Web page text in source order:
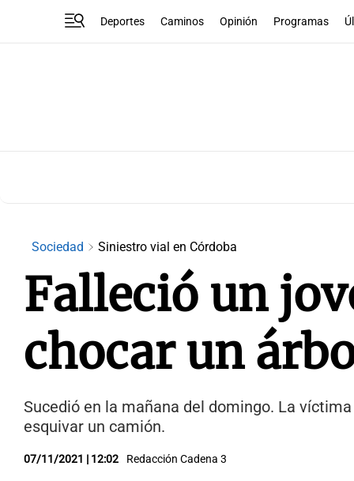
Deportes Caminos Opinión Programas
Sociedad Siniestro vial en Córdoba
Falleció un
chocar un
Sucedió en la mañana del domingo. La
esquivar un camión.
07/11/2021 | 12:02 Redacción Cadena 3